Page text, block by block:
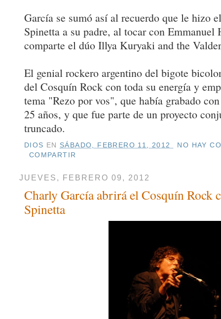
García se sumó así al recuerdo que le hizo
Spinetta a su padre, al tocar con
comparte el dúo Illya Kuryaki and the
El genial rockero argentino del bigote
del Cosquín Rock con toda su energía y
tema "Rezo por vos", que había grabado
25 años, y que fue parte de un proyecto
truncado.
DIOS EN SÁBADO, FEBRERO 11, 2012
NO HAY
COMPARTIR
JUEVES, FEBRERO 09, 2012
Charly García abrirá el Cosquín Rock
Spinetta